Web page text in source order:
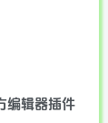
编辑器插件